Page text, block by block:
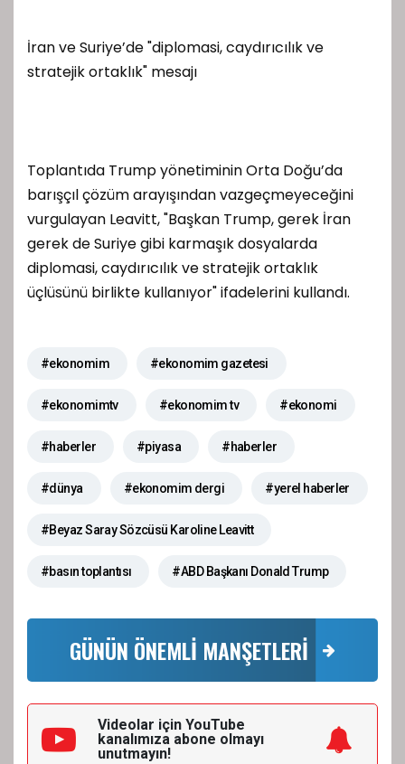
İran ve Suriye’de "diplomasi, caydırıcılık ve
stratejik ortaklık" mesajı
Toplantıda Trump yönetiminin Orta Doğu’da
barışçıl çözüm arayışından vazgeçmeyeceğini
vurgulayan Leavitt, "Başkan Trump, gerek İran
gerek de Suriye gibi karmaşık dosyalarda
diplomasi, caydırıcılık ve stratejik ortaklık
üçlüsünü birlikte kullanıyor" ifadelerini kullandı.
#ekonomim #ekonomim gazetesi
#ekonomimtv #ekonomim tv #ekonomi
#haberler #piyasa #haberler
#dünya #ekonomim dergi #yerel haberler
#Beyaz Saray Sözcüsü Karoline Leavitt
#basın toplantısı #ABD Başkanı Donald Trump
GÜNÜN ÖNEMLİ MANŞETLERİ
Videolar için YouTube
kanalımıza abone olmayı
unutmayın!